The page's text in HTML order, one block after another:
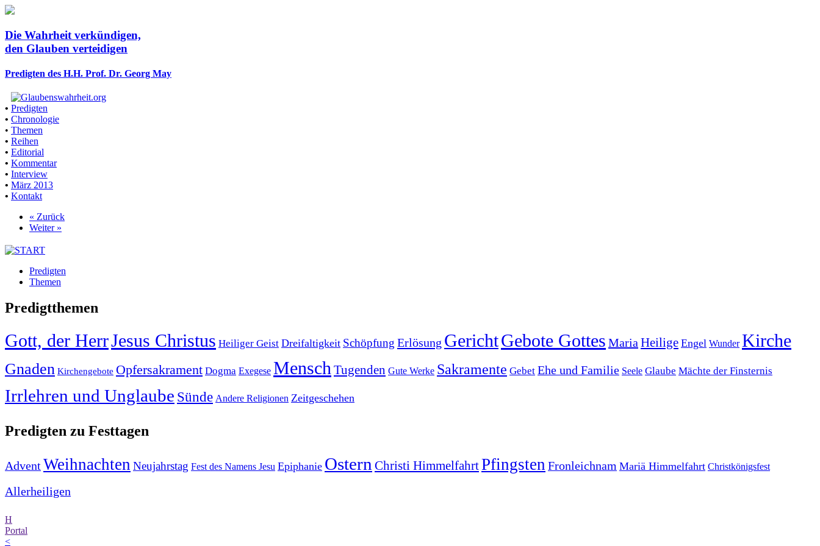
Die Wahrheit verkündigen,
den Glauben verteidigen
Predigten des H.H. Prof. Dr. Georg May
• Predigten
• Chronologie
• Themen
• Reihen
• Editorial
• Kommentar
• Interview
• März 2013
• Kontakt
« Zurück
Weiter »
Predigten
Themen
Predigtthemen
Gott, der HerrJesus Christus Heiliger Geist Dreifaltigkeit Schöpfung Erlösung GerichtGebote Gottes Maria Heilige Engel Wunder Kirche
Gnaden Kirchengebote Opfersakrament Dogma Exegese MenschTugenden Gute Werke Sakramente Gebet Ehe und Familie Seele Glaube Mächte der Finsternis
Irrlehren und Unglaube Sünde Andere Religionen Zeitgeschehen
Predigten zu Festtagen
AdventWeihnachten Neujahrstag Fest des Namens Jesu Epiphanie Ostern Christi HimmelfahrtPfingsten Fronleichnam Mariä Himmelfahrt Christkönigsfest
Allerheiligen
H
Portal
<